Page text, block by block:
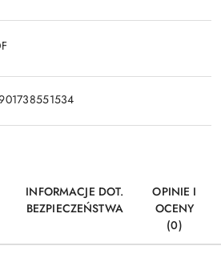
INFORMACJE DOT.
BEZPIECZEŃSTWA
OPINIE I
OCENY
(0)